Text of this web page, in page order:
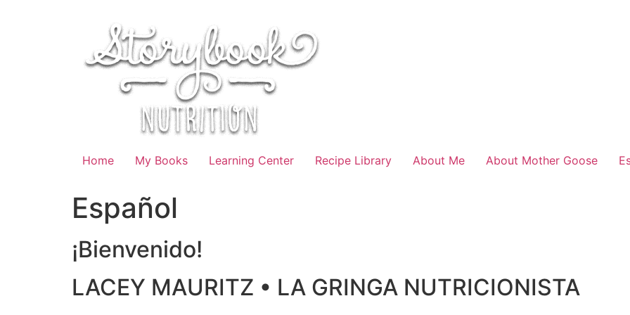
Home My Books Learning Center Recipe Library About Me About Mother Goose
Español
¡Bienvenido!
LACEY MAURITZ • LA GRINGA NUTRICIONISTA